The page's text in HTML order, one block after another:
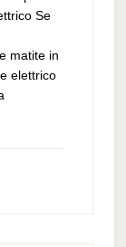
Se
matite in
elettrico